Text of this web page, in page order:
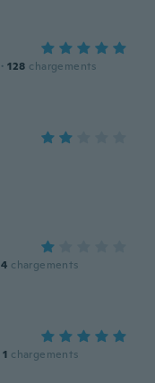
· 128 chargements
4 chargements
1 chargements